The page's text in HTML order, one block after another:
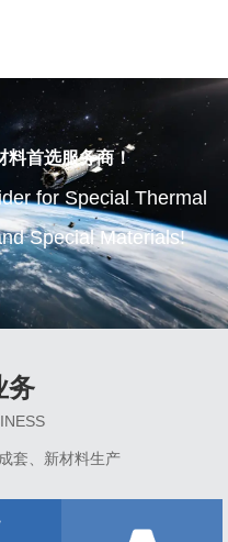
种材料首选服务商！
for Special
and Special Materials!
务
套、新材料生产